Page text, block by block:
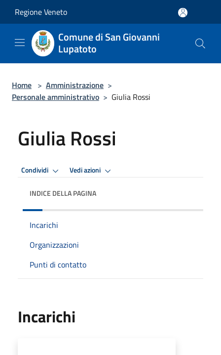
Regione Veneto
Comune di San Giovanni
Lupatoto
Home > Amministrazione >
Personale amministrativo > Giulia Rossi
Giulia Rossi
Condividi Vedi azioni
INDICE DELLA PAGINA
Incarichi
Organizzazioni
Punti di contatto
Incarichi